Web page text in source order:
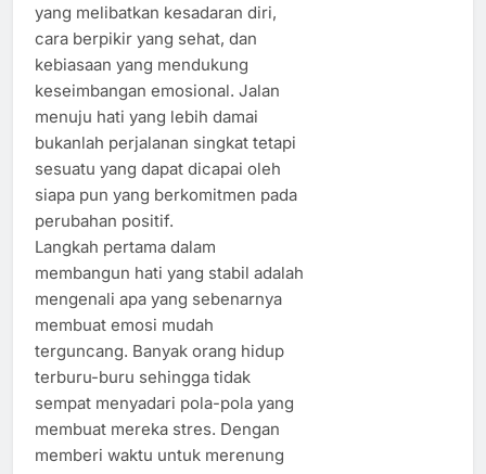
yang melibatkan kesadaran diri,
cara berpikir yang sehat, dan
kebiasaan yang mendukung
keseimbangan emosional. Jalan
menuju hati yang lebih damai
bukanlah perjalanan singkat tetapi
sesuatu yang dapat dicapai oleh
siapa pun yang berkomitmen pada
perubahan positif.
Langkah pertama dalam
membangun hati yang stabil adalah
mengenali apa yang sebenarnya
membuat emosi mudah
terguncang. Banyak orang hidup
terburu-buru sehingga tidak
sempat menyadari pola-pola yang
membuat mereka stres. Dengan
memberi waktu untuk merenung